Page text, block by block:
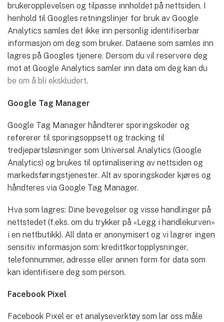
brukeropplevelsen og tilpasse innholdet på nettsiden. I
henhold til Googles retningslinjer for bruk av Google
Analytics samles det ikke inn personlig identifiserbar
informasjon om deg som bruker. Dataene som samles inn
lagres på Googles tjenere. Dersom du vil reservere deg
mot at Google Analytics samler inn data om deg kan du
be om å bli ekskludert.
Google Tag Manager
Google Tag Manager håndterer sporingskoder og
refererer til sporingsoppsett og tracking til
tredjepartsløsninger som Universal Analytics (Google
Analytics) og brukes til optimalisering av nettsiden og
markedsføringstjenester. Alt av sporingskoder kjøres og
håndteres via Google Tag Manager.
Hva som lagres: Dine bevegelser og visse handlinger på
nettstedet (f.eks. om du trykker på «Legg i handlekurven»
i en nettbutikk). All data er anonymisert og vi lagrer ingen
sensitiv informasjon som: kredittkortopplysninger,
telefonnummer, adresse eller annen form for data som
kan identifisere deg som person.
Facebook Pixel
Facebook Pixel er et analyseverktøy som lar oss måle